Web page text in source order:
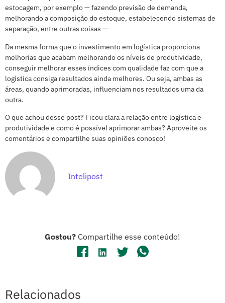
estocagem, por exemplo — fazendo previsão de demanda,
melhorando a composição do estoque, estabelecendo sistemas de
separação, entre outras coisas —
Da mesma forma que o investimento em logística proporciona
melhorias que acabam melhorando os níveis de produtividade,
conseguir melhorar esses índices com qualidade faz com que a
logística consiga resultados ainda melhores. Ou seja, ambas as
áreas, quando aprimoradas, influenciam nos resultados uma da
outra.
O que achou desse post? Ficou clara a relação entre logística e
produtividade e como é possível aprimorar ambas? Aproveite os
comentários e compartilhe suas opiniões conosco!
Intelipost
Gostou? Compartilhe esse conteúdo!
Relacionados